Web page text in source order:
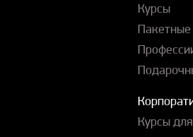
Курсы
Курсы